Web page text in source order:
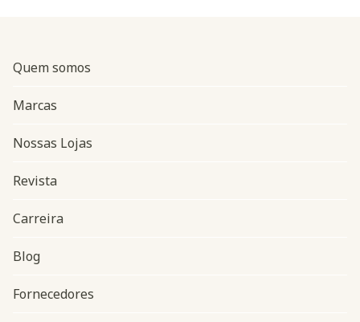
Navegação do rodapé
Quem somos
Marcas
Nossas Lojas
Revista
Carreira
Blog
Fornecedores